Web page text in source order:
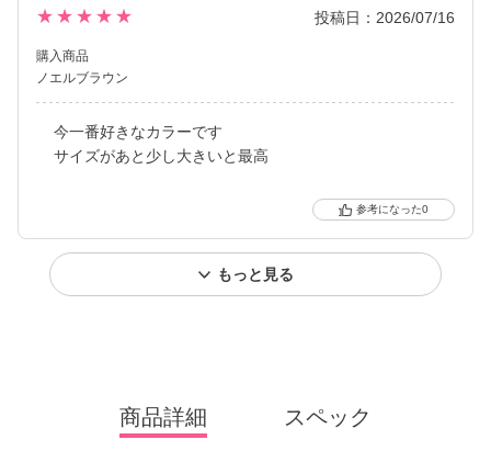
★★★★★ 投稿日：2026/07/16
購入商品
ノエルブラウン
今一番好きなカラーです
サイズがあと少し大きいと最高
0
もっと見る
商品詳細 スペック